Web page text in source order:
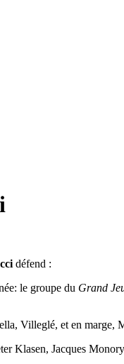
défend :
le groupe du Grand
Villeglé, et en marge,
Klasen, Jacques